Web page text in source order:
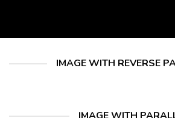
IMAGE WITH REVERSE